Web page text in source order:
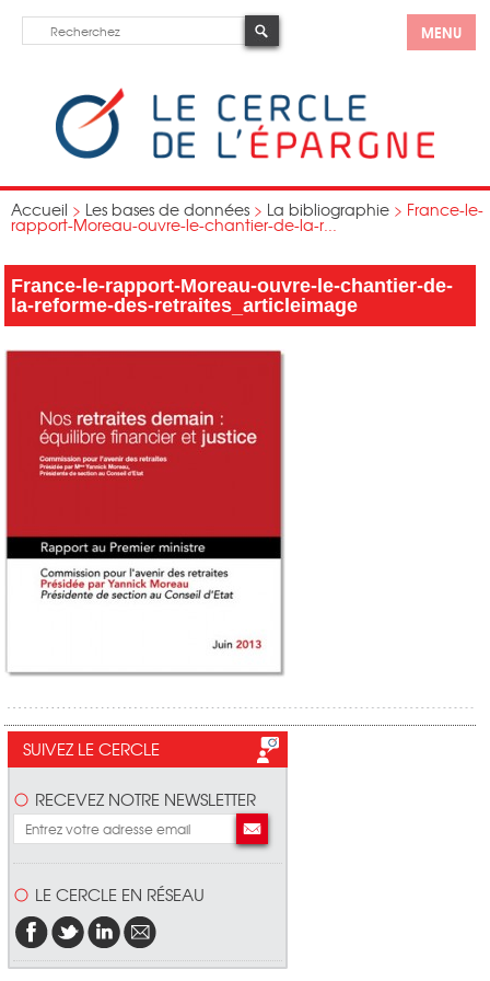
MENU
Accueil > Les bases de données > La bibliographie > France-le-
rapport-Moreau-ouvre-le-chantier-de-la-r...
France-le-rapport-Moreau-ouvre-le-chantier-de-
la-reforme-des-retraites_articleimage
SUIVEZ LE CERCLE
RECEVEZ NOTRE NEWSLETTER
LE CERCLE EN RÉSEAU